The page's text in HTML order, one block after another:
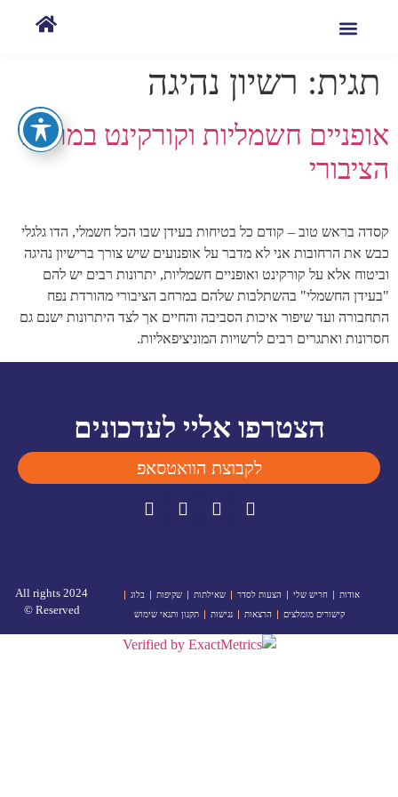
תגית: רשיון נהיגה
אופניים חשמליות וקורקינט במרחב
הציבורי
קסדה בראש טוב – קודם כל בטיחות בעידן שבו הכל חשמלי, הדו גלגלי
כבש את הרחובות אני לא מדבר על אופנועים שיש צורך ברישיון נהיגה
וביטוח אלא על קורקינט ואופניים חשמליות, יתרונות רבים יש להם
"בעידן החשמלי" בהשתלבות שלהם במרחב הציבורי מהורדת נפח
התחבורה ועד שיפור איכות הסביבה והחיים אך לצד היתרונות ישנם גם
חסרונות ואתגרים רבים לרשויות המוניציפאליות.
הצטרפו אליי לעדכונים
לקבוצת הוואטסאפ
אודות חריש שלי הצעות לסדר שאילתות שקיפות
בלוג
קישורים מומלצים
הרצאות נגישות תקנון ותנאי שימוש
2024 All rights
Reserved ©